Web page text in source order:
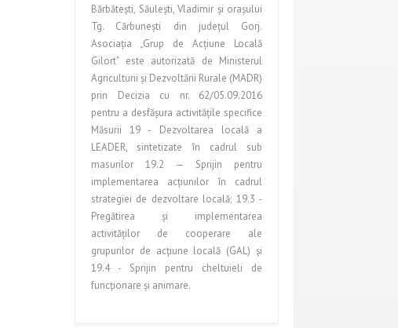
Bărbăteşti, Săuleşti, Vladimir şi oraşului
Tg. Cărbuneşti din judeţul Gorj.
Asociaţia „Grup de Acţiune Locală
Gilort" este autorizată de Ministerul
Agriculturii şi Dezvoltării Rurale (MADR)
prin Decizia cu nr. 62/05.09.2016
pentru a desfăşura activităţile specifice
Măsurii 19 - Dezvoltarea locală a
LEADER, sintetizate în cadrul sub
masurilor 19.2 — Sprijin pentru
implementarea acţiunilor în cadrul
strategiei de dezvoltare locală; 19.3 -
Pregătirea şi implementarea
activităţilor de cooperare ale
grupurilor de acţiune locală (GAL) şi
19.4 - Sprijin pentru cheltuieli de
funcţionare şi animare.